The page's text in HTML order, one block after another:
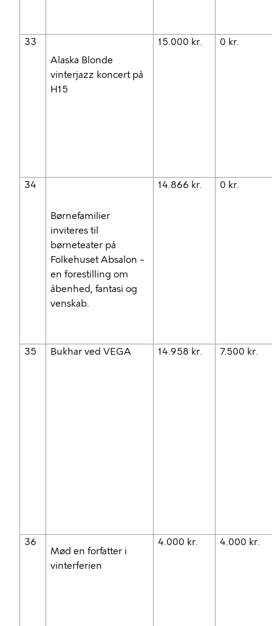
33
Alaska Blonde
vinterjazz koncert på
H15
15.000 kr. 0 kr.
34
Børnefamilier
inviteres til
børneteater på
Folkehuset Absalon –
en forestilling om
åbenhed, fantasi og
venskab.
14.866 kr. 0 kr.
35 Bukhar ved VEGA 14.958 kr. 7.500 kr.
36
Mød en forfatter i
vinterferien
4.000 kr. 4.000 kr.